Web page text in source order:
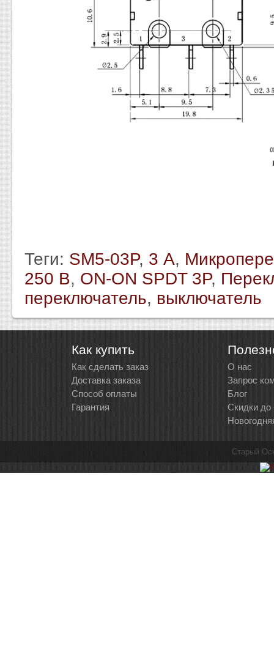
Теги: SM5-03P, 3 А,
250 В, ON-ON SPDT 3P,
переключатель, выключатель
Как купить
Как сделать заказ
Доставка заказа
Способ оплаты
Гарантия
О нас
Запрос
Блог
Скидки до
Старый